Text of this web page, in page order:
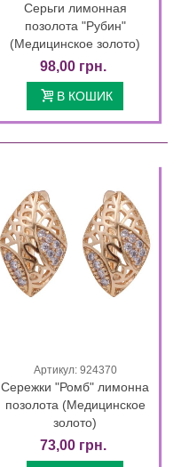
Серьги лимонная
позолота "Рубин"
(Медицинское золото)
98,00 грн.
В КОШИК
Артикул: 924370
Сережки "Ромб" лимонна
позолота (Медицинское
золото)
73,00 грн.